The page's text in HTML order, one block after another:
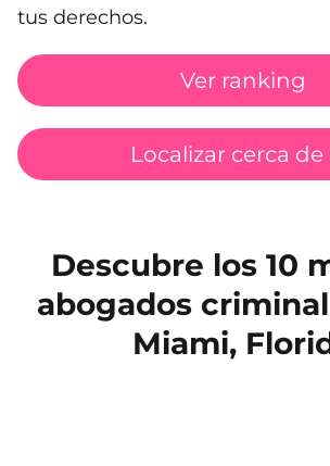
tus derechos.
Ver ranking
Localizar cerca de
Descubre los 10
abogados
Miami,